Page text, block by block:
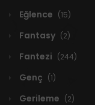
Eğlence (15)
Fantasy (2)
Fantezi (244)
Genç (1)
Gerileme (2)